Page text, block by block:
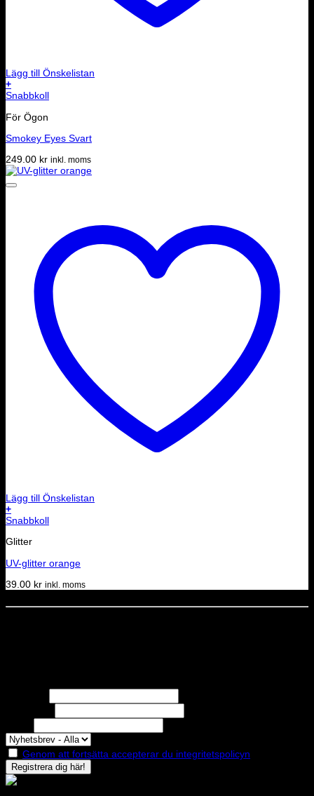
Lägg till Önskelistan
+
Snabbkoll
För Ögon
Smokey Eyes Svart
249.00 kr inkl. moms
Lägg till Önskelistan
+
Snabbkoll
Glitter
UV-glitter orange
39.00 kr inkl. moms
Genom att fortsätta accepterar du integritetspolicyn